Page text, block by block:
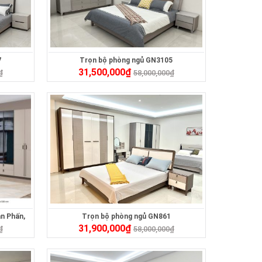
Trọn bộ phòng ngủ GN3105
31,500,000₫ 58,000,000₫
Phấn,
Trọn bộ phòng ngủ GN861
31,900,000₫ 58,000,000₫